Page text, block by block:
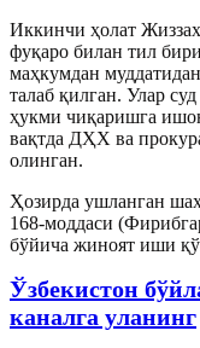
Иккинчи ҳолат
фуқаро билан тил
маҳкумдан
талаб қилган. Улар
ҳукми чиқаришга
вақтда ДҲХ ва
олинган.
Ҳозирда ушланган
168-моддаси
бўйича жиноят иши
Ўзбекистон
каналга уланинг